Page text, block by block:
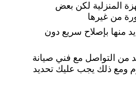
المنزلية لكن بعض
من غيرها
منها بإصلاح سريع دون
من التواصل مع فني صيانة
ومع ذلك يجب عليك تحديد